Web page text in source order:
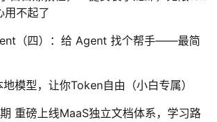
用不起了
（四）：给 Agent 找个帮手——最简
模型，让你Token自由（小白专属）
期 重磅上线MaaS独立文档体系，学习路